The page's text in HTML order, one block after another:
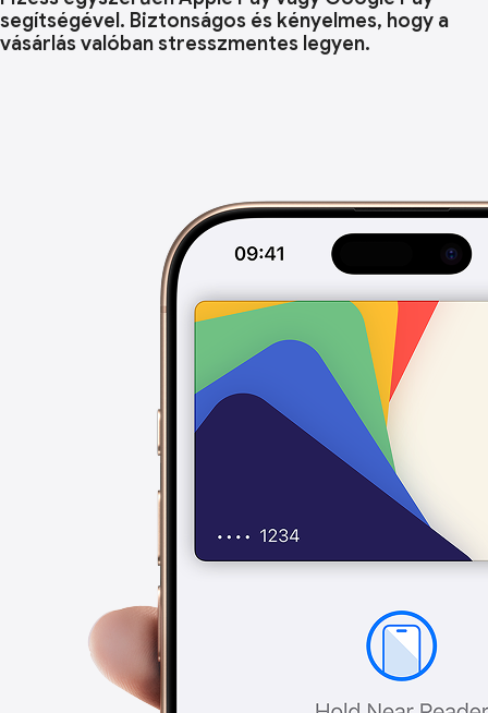
segítségével. Biztonságos és kényelmes, hogy a
vásárlás valóban stresszmentes legyen.